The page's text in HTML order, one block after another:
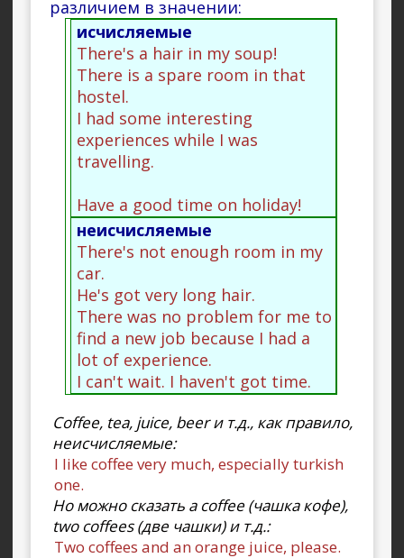
различием в значении:
исчисляемые
There's a hair in my soup!
There is a spare room in that
hostel.
I had some interesting
experiences while I was
travelling.
Have a good time on holiday!
неисчисляемые
There's not enough room in my
car.
He's got very long hair.
There was no problem for me to
find a new job because I had a
lot of experience.
I can't wait. I haven't got time.
Coffee, tea, juice, beer и т.д., как правило,
неисчисляемые:
I like coffee very much, especially turkish
one.
Но можно сказать a coffee (чашка кофе),
two coffees (две чашки) и т.д.:
Two coffees and an orange juice, please.